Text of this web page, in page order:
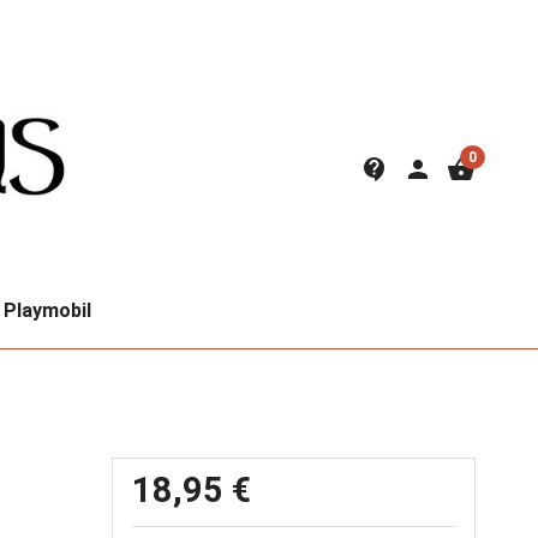
contact_support person shopping_basket0
Playmobil
18,95 €